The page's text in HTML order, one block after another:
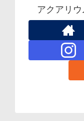
アクアリ